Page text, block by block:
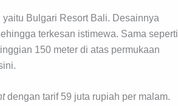
Bulgari Resort Bali. Desainnya
terkesan istimewa. Sama seperti
150 meter di atas permukaan
dengan tarif 59 juta rupiah per malam.